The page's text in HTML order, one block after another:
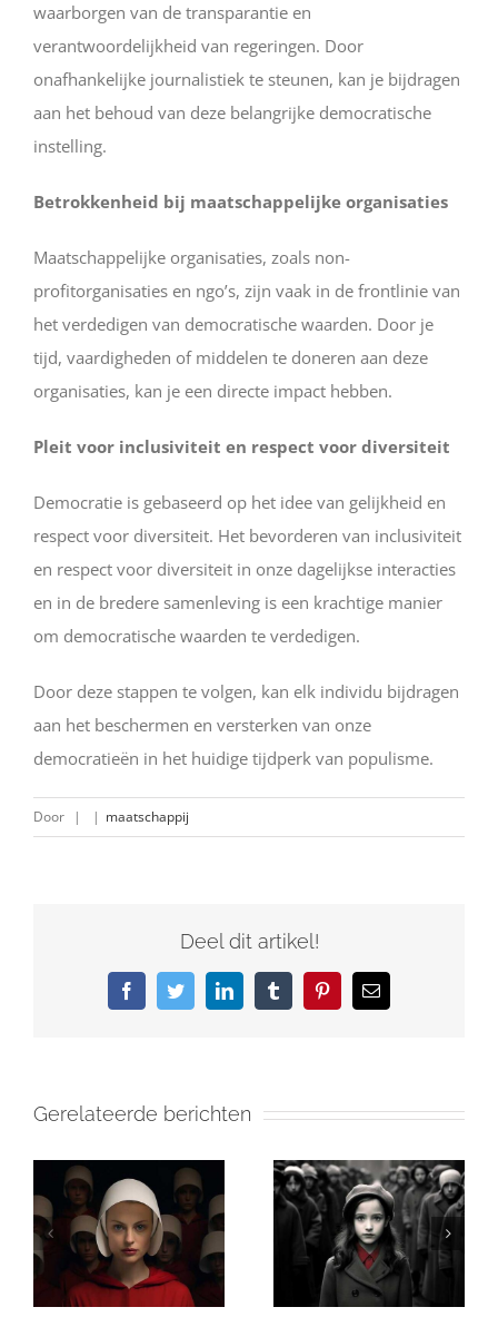
waarborgen van de transparantie en
verantwoordelijkheid van regeringen. Door
onafhankelijke journalistiek te steunen, kan je bijdragen
aan het behoud van deze belangrijke democratische
instelling.
Betrokkenheid bij maatschappelijke organisaties
Maatschappelijke organisaties, zoals non-
profitorganisaties en ngo’s, zijn vaak in de frontlinie van
het verdedigen van democratische waarden. Door je
tijd, vaardigheden of middelen te doneren aan deze
organisaties, kan je een directe impact hebben.
Pleit voor inclusiviteit en respect voor diversiteit
Democratie is gebaseerd op het idee van gelijkheid en
respect voor diversiteit. Het bevorderen van inclusiviteit
en respect voor diversiteit in onze dagelijkse interacties
en in de bredere samenleving is een krachtige manier
om democratische waarden te verdedigen.
Door deze stappen te volgen, kan elk individu bijdragen
aan het beschermen en versterken van onze
democratieën in het huidige tijdperk van populisme.
Door | | maatschappij
Deel dit artikel!
FacebookTwitterLinkedInTumblrPinterest
E-
mail
Gerelateerde berichten
Van Schindler
tot Benigni: de
evolutie van
Holocaustfilms
Geloof en
identiteitscrisis
– De spirituele
strijd in ‘Nacht’